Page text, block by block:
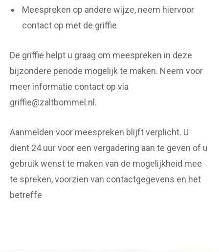
Meespreken op andere wijze, neem hiervoor
contact op met de griffie
De griffie helpt u graag om meespreken in deze
bijzondere periode mogelijk te maken. Neem voor
meer informatie contact op via
griffie@zaltbommel.nl.
Aanmelden voor meespreken blijft verplicht. U
dient 24 uur voor een vergadering aan te geven of u
gebruik wenst te maken van de mogelijkheid mee
te spreken, voorzien van contactgegevens en het
betreffe